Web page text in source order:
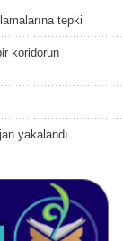
tepki
koridorun
yakalandı